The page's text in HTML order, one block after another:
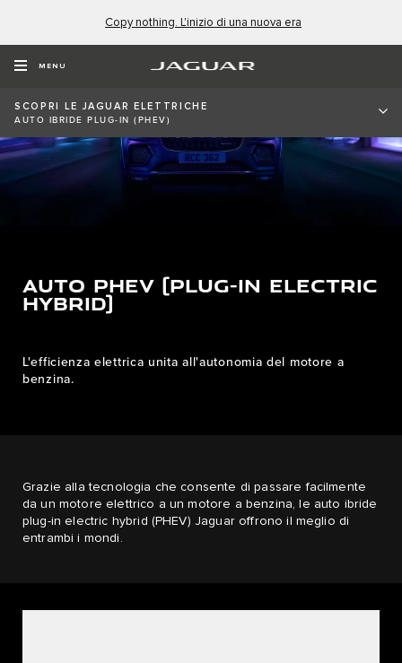
Copy nothing. L'inizio di una nuova era
MENU
SCOPRI LE JAGUAR ELETTRICHE
AUTO IBRIDE PLUG-IN (PHEV)
Auto PHEV (Plug-In Electric
Hybrid)
L'efficienza elettrica unita all'autonomia del motore a
benzina.
Grazie alla tecnologia che consente di passare facilmente
da un motore elettrico a un motore a benzina, le auto ibride
plug-in electric hybrid (PHEV) Jaguar offrono il meglio di
entrambi i mondi.